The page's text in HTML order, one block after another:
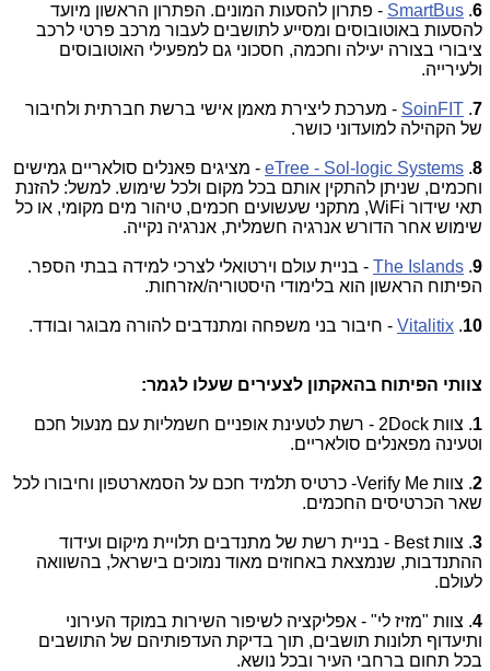
6
.
SmartBus - פתרון להסעות המונים. הפתרון הראשון מיועד
להסעות באוטובוסים ומסייע לתושבים לעבור מרכב פרטי לרכב
ציבורי בצורה יעילה וחכמה, חסכוני גם למפעילי האוטובוסים
ולעירייה.
7
.
SoinFIT - מערכת ליצירת מאמן אישי ברשת חברתית ולחיבור
של הקהילה למועדוני כושר.
8
.
eTree - Sol-logic Systems - מציגים פאנלים סולאריים גמישים
וחכמים, שניתן להתקין אותם בכל מקום ולכל שימוש. למשל: להזנת
תאי שידור WiFi, מתקני שעשועים חכמים, טיהור מים מקומי, או כל
שימוש אחר הדורש אנרגיה חשמלית, אנרגיה נקייה.
9
.
The Islands - בניית עולם וירטואלי לצרכי למידה בבתי הספר.
הפיתוח הראשון הוא בלימודי היסטוריה/אזרחות.
10
.
Vitalitix - חיבור בני משפחה ומתנדבים להורה מבוגר ובודד.
צוותי הפיתוח בהאקתון לצעירים שעלו לגמר:
1
. צוות 2Dock - רשת לטעינת אופניים חשמליות עם מנעול חכם
וטעינה מפאנלים סולאריים.
2
. צוות Verify Me- כרטיס תלמיד חכם על הסמארטפון וחיבורו לכל
שאר הכרטיסים החכמים.
3
. צוות Best - בניית רשת של מתנדבים תלויית מיקום ועידוד
ההתנדבות, שנמצאת באחוזים מאוד נמוכים בישראל, בהשוואה
לעולם.
4. צוות "מזיז לי" - אפליקציה לשיפור השירות במוקד העירוני
ותיעדוף תלונות תושבים, תוך בדיקת העדפותיהם של התושבים
בכל תחום ברחבי העיר ובכל נושא.